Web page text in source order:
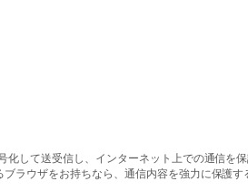
して送受信し、インターネット上での通信
ラウザをお持ちなら、通信内容を強力に保護